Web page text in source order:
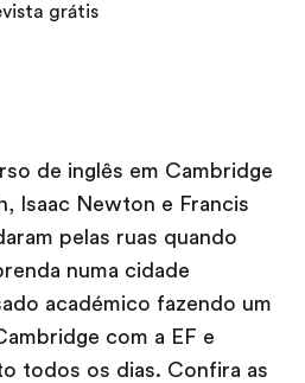
grátis
de inglês em Cambridge
Isaac Newton e Francis
pelas ruas quando
numa cidade
académico fazendo um
com a EF e
todos os dias. Confira as